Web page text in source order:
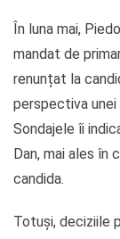
În luna mai,
mandat de
renunțat la
perspectiva
Sondajele îi
Dan, mai ales în
candida.
Totuși, deciziile